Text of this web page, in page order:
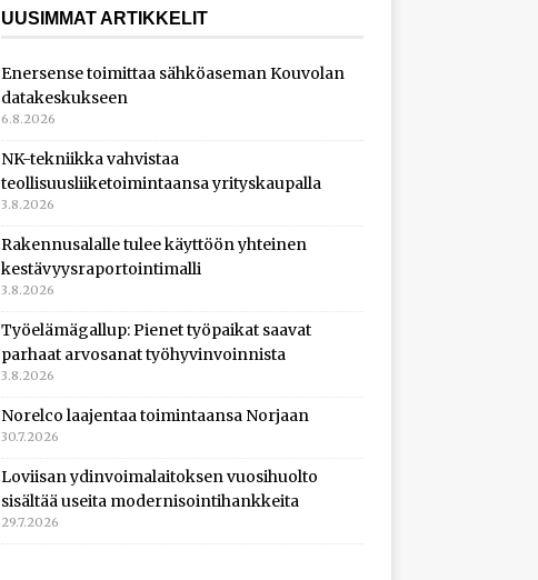
UUSIMMAT ARTIKKELIT
Enersense toimittaa sähköaseman Kouvolan
datakeskukseen
6.8.2026
NK-tekniikka vahvistaa
teollisuusliiketoimintaansa yrityskaupalla
3.8.2026
Rakennusalalle tulee käyttöön yhteinen
kestävyysraportointimalli
3.8.2026
Työelämägallup: Pienet työpaikat saavat
parhaat arvosanat työhyvinvoinnista
3.8.2026
Norelco laajentaa toimintaansa Norjaan
30.7.2026
Loviisan ydinvoimalaitoksen vuosihuolto
sisältää useita modernisointihankkeita
29.7.2026